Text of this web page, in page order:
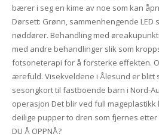
bærer i seg en kime av noe som kan
Dørsett: Grønn, sammenhengende LED
nøddører. Behandling med
med andre behandlinger slik som
fotsoneterapi for å forsterke effekten.
ærefuld. Visekveldene i Ålesund er
sesongkort til fastboende barn i Nord-
operasjon Det blir ved full
deilige pupper to dren som fjernes etter
DU Å OPPNÅ?